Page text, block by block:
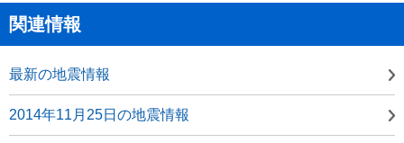
関連情報
最新の地震情報
2014年11月25日の地震情報